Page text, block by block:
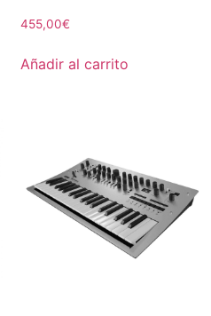
455,00€
Añadir al carrito